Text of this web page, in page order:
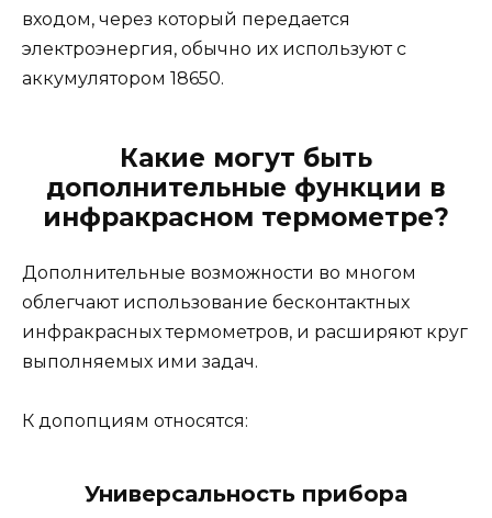
входом, через который передается
электроэнергия, обычно их используют с
аккумулятором 18650.
Какие могут быть
дополнительные функции в
инфракрасном термометре?
Дополнительные возможности во многом
облегчают использование бесконтактных
инфракрасных термометров, и расширяют круг
выполняемых ими задач.
К допопциям относятся:
Универсальность прибора